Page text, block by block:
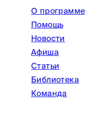
О программе
Помощь
Новости
Афиша
Статьи
Библиотека
Команда